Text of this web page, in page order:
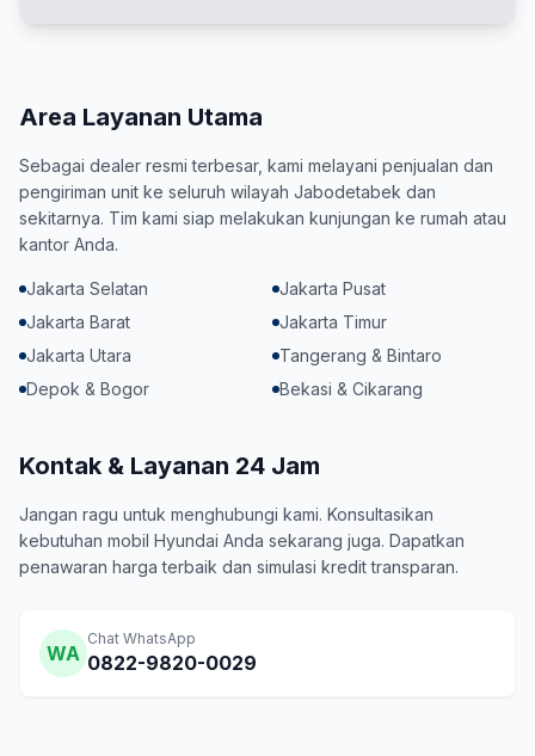
Area Layanan Utama
Sebagai dealer resmi terbesar, kami melayani penjualan dan
pengiriman unit ke seluruh wilayah Jabodetabek dan
sekitarnya. Tim kami siap melakukan kunjungan ke rumah atau
kantor Anda.
Jakarta Selatan
Jakarta Pusat
Jakarta Barat
Jakarta Timur
Jakarta Utara
Tangerang & Bintaro
Depok & Bogor
Bekasi & Cikarang
Kontak & Layanan 24 Jam
Jangan ragu untuk menghubungi kami. Konsultasikan
kebutuhan mobil Hyundai Anda sekarang juga. Dapatkan
penawaran harga terbaik dan simulasi kredit transparan.
WA
Chat WhatsApp
0822-9820-0029